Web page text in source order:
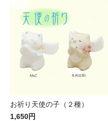
お祈り天使の子（２種）
1,650円